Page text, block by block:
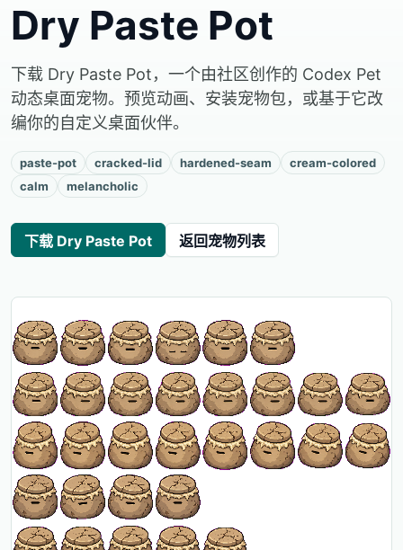
Dry Paste Pot
下载 Dry Paste Pot，一个由社区创作的 Codex Pet
动态桌面宠物。预览动画、安装宠物包，或基于它改
编你的自定义桌面伙伴。
paste-pot cracked-lid hardened-seam
cream-colored
calm
melancholic
下载 Dry Paste Pot 返回宠物列表